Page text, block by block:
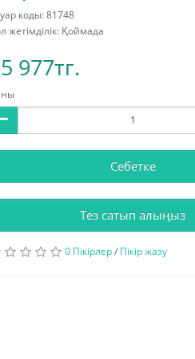
коды: 81748
жетімділік: Қоймада
977тг.
Себетке
Тез сатып алыңыз
0 Пікірлер/ Пікір жазу